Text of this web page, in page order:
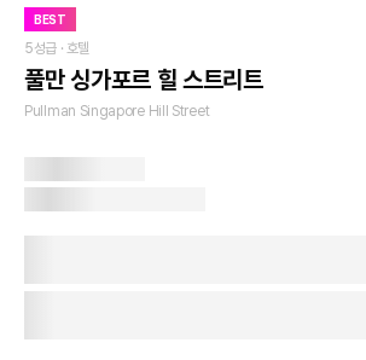
BEST
5성급 · 호텔
풀만 싱가포르 힐 스트리트
Pullman Singapore Hill Street